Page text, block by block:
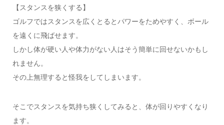
【スタンスを狭くする】
ゴルフではスタンスを広くとるとパワーをためやすく、ボール
を遠くに飛ばせます。
しかし体が硬い人や体力がない人はそう簡単に回せないかもし
れません。
その上無理すると怪我をしてしまいます。
そこでスタンスを気持ち狭くしてみると、体が回りやすくなり
ます。